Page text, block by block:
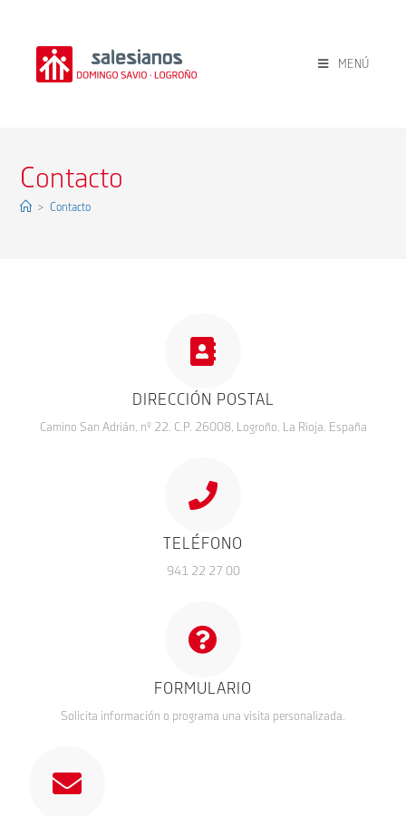
MENÚ
Contacto
> Contacto
DIRECCIÓN POSTAL
Camino San Adrián, nº 22. C.P. 26008, Logroño, La Rioja. España
TELÉFONO
941 22 27 00
FORMULARIO
Solicita información o programa una visita personalizada.